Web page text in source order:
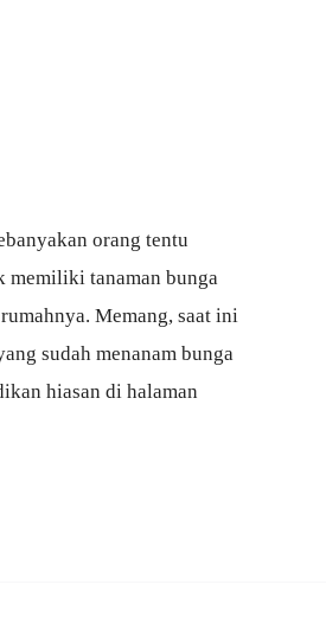
orang tentu
memiliki tanaman bunga
Memang, saat ini
sudah menanam bunga
hiasan di halaman